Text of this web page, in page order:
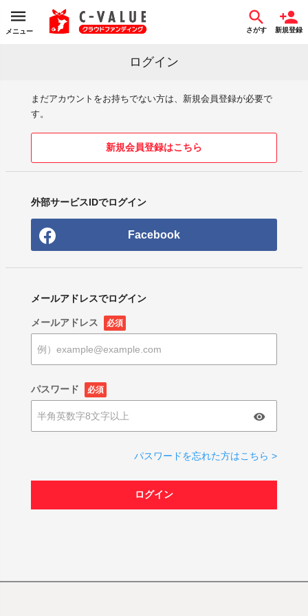
メニュー さがす 新規登録
ログイン
まだアカウントをお持ちでない方は、新規会員登録が必要で
す。
新規会員登録はこちら
外部サービスIDでログイン
Facebook
メールアドレスでログイン
メールアドレス 必須
パスワード 必須
パスワードを忘れた方はこちら >
ログイン